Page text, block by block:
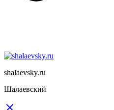
shalaevsky.ru
Шалаевский